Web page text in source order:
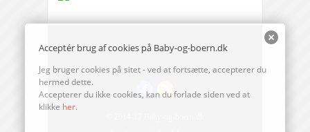
Acceptér brug af cookies på Baby-og-boern.dk
Jeg bruger cookies på sitet - ved at fortsætte, accepterer du
hermed dette.
Accepterer du ikke cookies, kan du forlade siden ved at
klikke her.